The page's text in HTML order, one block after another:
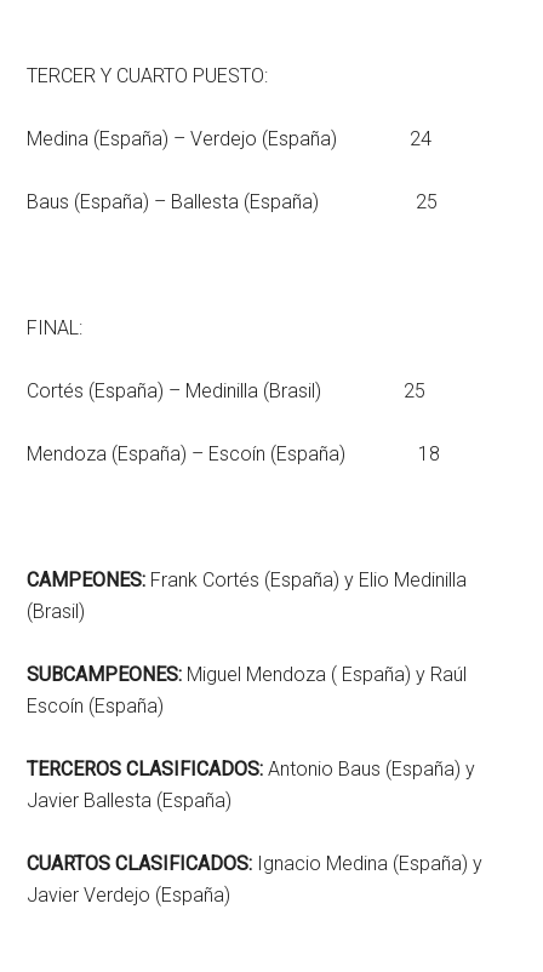
TERCER Y CUARTO PUESTO:
Medina (España) – Verdejo (España) 24
Baus (España) – Ballesta (España) 25
FINAL:
Cortés (España) – Medinilla (Brasil) 25
Mendoza (España) – Escoín (España) 18
CAMPEONES: Frank Cortés (España) y Elio Medinilla
(Brasil)
SUBCAMPEONES: Miguel Mendoza ( España) y Raúl
Escoín (España)
TERCEROS CLASIFICADOS:Antonio Baus (España) y
Javier Ballesta (España)
CUARTOS CLASIFICADOS: Ignacio Medina (España) y
Javier Verdejo (España)